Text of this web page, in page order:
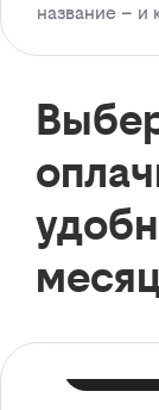
название – и